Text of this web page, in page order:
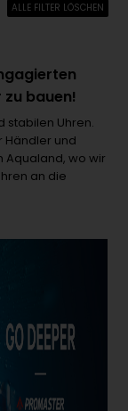
ALLE FILTER LÖSCHEN
bauen!
stabilen Uhren.
Händler und
Aqualand, wo wir
an die